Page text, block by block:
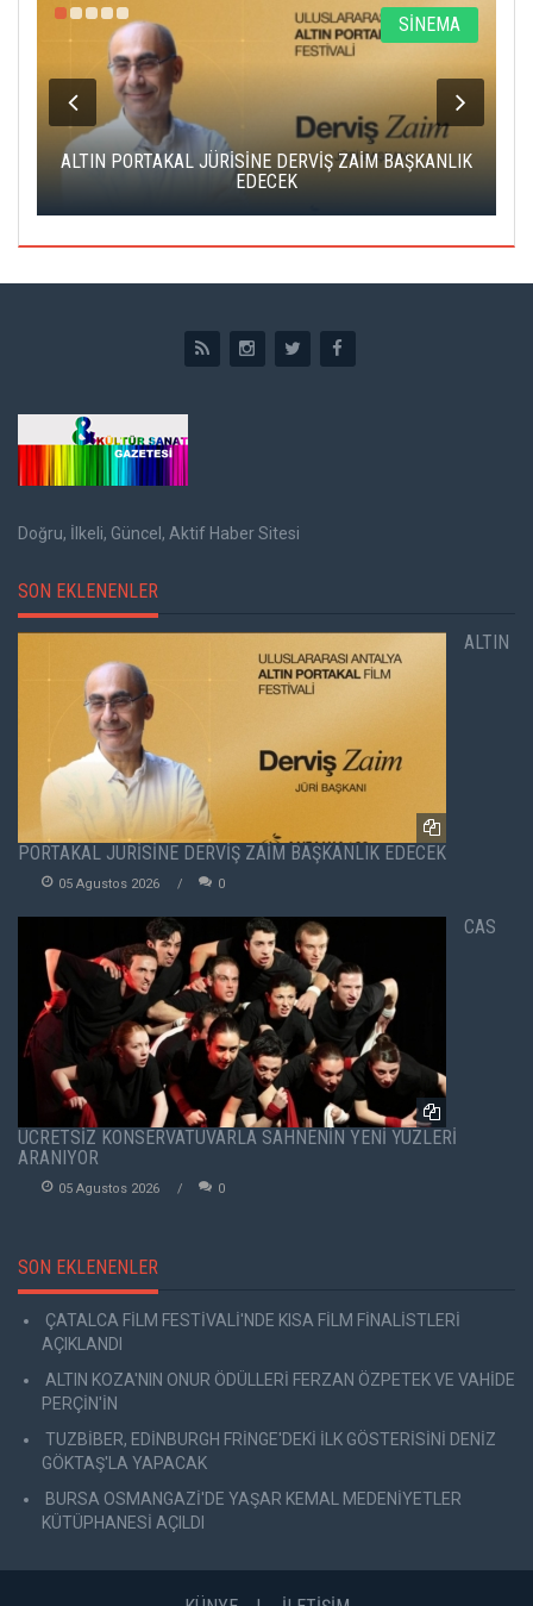
SİNEMA
ALTIN PORTAKAL JÜRİSİNE DERVİŞ ZAİM BAŞKANLIK
EDECEK
Doğru, İlkeli, Güncel, Aktif Haber Sitesi
SON EKLENENLER
ALTIN
PORTAKAL JÜRİSİNE DERVİŞ ZAİM BAŞKANLIK EDECEK
05 Agustos 2026 0
CAS
ÜCRETSİZ KONSERVATUVARLA SAHNENİN YENİ YÜZLERİ
ARANIYOR
05 Agustos 2026 0
SON EKLENENLER
ÇATALCA FİLM FESTİVALİ'NDE KISA FİLM FİNALİSTLERİ
AÇIKLANDI
ALTIN KOZA'NIN ONUR ÖDÜLLERİ FERZAN ÖZPETEK VE VAHİDE
PERÇİN'İN
TUZBİBER, EDİNBURGH FRİNGE'DEKİ İLK GÖSTERİSİNİ DENİZ
GÖKTAŞ'LA YAPACAK
BURSA OSMANGAZİ'DE YAŞAR KEMAL MEDENİYETLER
KÜTÜPHANESİ AÇILDI